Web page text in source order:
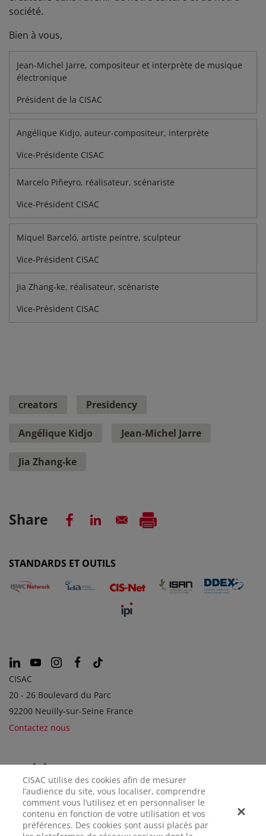
société.
Bien à vous,
Jean-Michel Jarre, compositeur et interprète de musique
électronique
Président de la CISAC
Angélique Kidjo, auteur-compositeur, interprète
Vice-Présidente CISAC
Marcelo Piñeyro, réalisateur, scénariste
Vice-Président CISAC
Miquel Barceló, artiste peintre, sculpteur
Vice-Président CISAC
Jia Zhang-ke, réalisateur, scénariste
Vice-Président CISAC
creators Presidency
Angélique Kidjo Jean-Michel Jarre
Jia Zhang-ke
Share
STANDARDS ET OUTILS
CISAC
20 - 26 Boulevard du Parc
92200 Neuilly-sur-Seine France
Contactez nous
CISAC utilise des cookies afin de mesurer
l’audience du site, vous localiser, comprendre
comment vous l’utilisez et en personnaliser le
contenu en fonction de votre utilisation et vos
préférences. Des cookies sont aussi placés par